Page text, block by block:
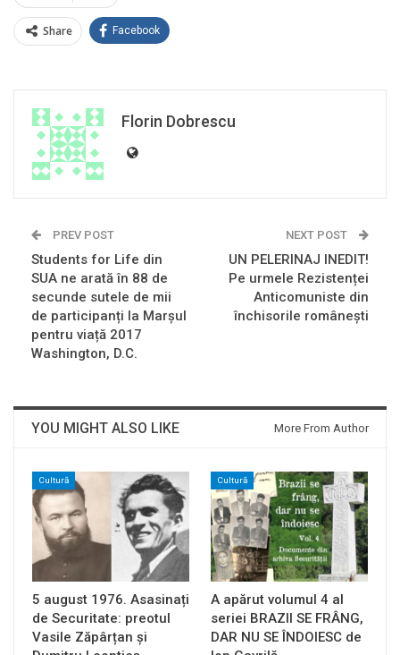
Share Facebook
Florin Dobrescu
PREV POST
Students for Life din
SUA ne arată în 88 de
secunde sutele de mii
de participanți la Marșul
pentru viață 2017
Washington, D.C.
NEXT POST
UN PELERINAJ INEDIT!
Pe urmele Rezistenței
Anticomuniste din
închisorile româneşti
YOU MIGHT ALSO LIKE More From Author
Cultură
5 august 1976. Asasinați
de Securitate: preotul
Vasile Zăpârțan și
Cultură
A apărut volumul 4 al
seriei BRAZII SE FRÂNG,
DAR NU SE ÎNDOIESC de